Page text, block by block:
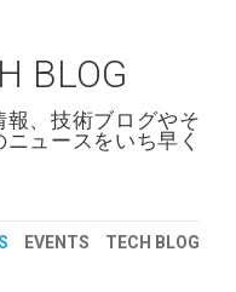
BLOG
、技術ブログやそ
ュースをいち早く
EVENTS TECH BLOG